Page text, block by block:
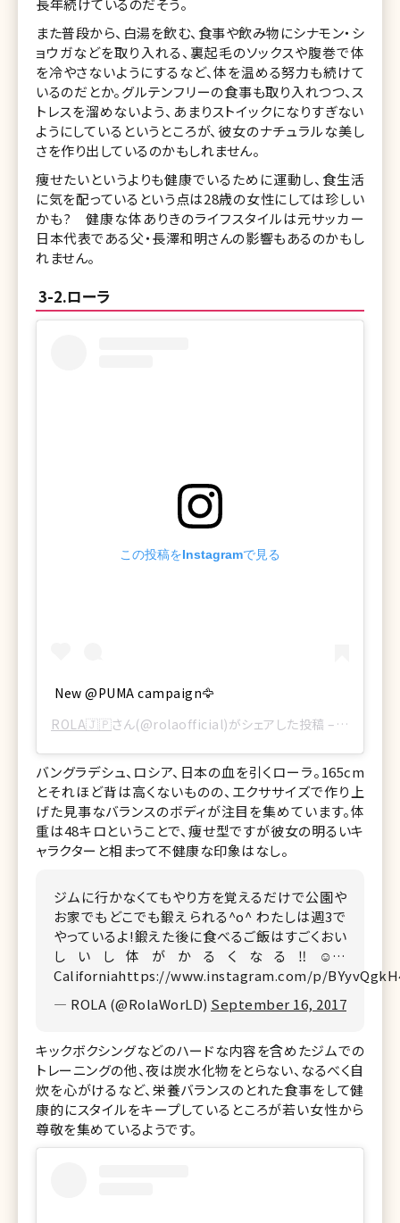
長年続けているのだそう。
また普段から、白湯を飲む、食事や飲み物にシナモン・シ
ョウガなどを取り入れる、裏起毛のソックスや腹巻で体
を冷やさないようにするなど、体を温める努力も続けて
いるのだとか。グルテンフリーの食事も取り入れつつ、ス
トレスを溜めないよう、あまりストイックになりすぎない
ようにしているというところが、彼女のナチュラルな美し
さを作り出しているのかもしれません。
痩せたいというよりも健康でいるために運動し、食生活
に気を配っているという点は28歳の女性にしては珍しい
かも? 健康な体ありきのライフスタイルは元サッカー
日本代表である父・長澤和明さんの影響もあるのかもし
れません。
3-2.ローラ
この投稿をInstagramで見る
New @PUMA campaign🦅
ROLA🇯🇵さん(@rolaofficial)がシェアした投稿 – 2017年 9
バングラデシュ、ロシア、日本の血を引くローラ。165cm
とそれほど背は高くないものの、エクササイズで作り上
げた見事なバランスのボディが注目を集めています。体
重は48キロということで、痩せ型ですが彼女の明るいキ
ャラクターと相まって不健康な印象はなし。
ジムに行かなくてもやり方を覚えるだけで公園や
お家でもどこでも鍛えられる^o^ わたしは週3で
やっているよ!鍛えた後に食べるご飯はすごくおい
しいし体がかるくなる‼︎☺️…
Californiahttps://www.instagram.com/p/
— ROLA (@RolaWorLD) September 16, 2017
キックボクシングなどのハードな内容を含めたジムでの
トレーニングの他、夜は炭水化物をとらない、なるべく自
炊を心がけるなど、栄養バランスのとれた食事をして健
康的にスタイルをキープしているところが若い女性から
尊敬を集めているようです。